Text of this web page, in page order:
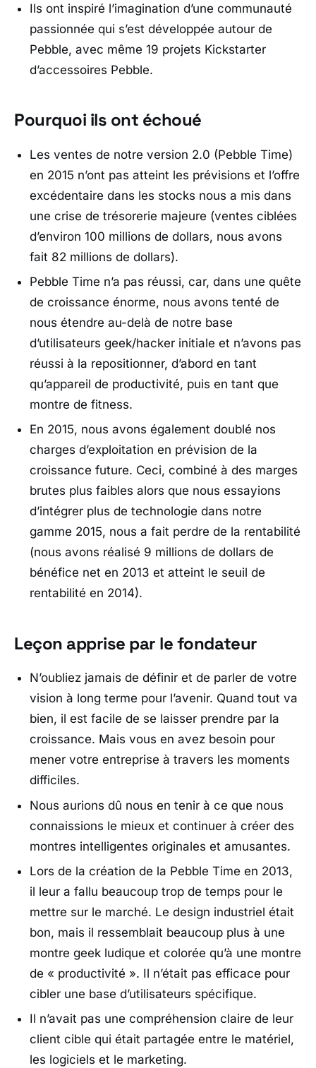
Ils ont inspiré l’imagination d’une communauté
passionnée qui s’est développée autour de
Pebble, avec même 19 projets Kickstarter
d’accessoires Pebble.
Pourquoi ils ont échoué
Les ventes de notre version 2.0 (Pebble Time)
en 2015 n’ont pas atteint les prévisions et l’offre
excédentaire dans les stocks nous a mis dans
une crise de trésorerie majeure (ventes ciblées
d’environ 100 millions de dollars, nous avons
fait 82 millions de dollars).
Pebble Time n’a pas réussi, car, dans une quête
de croissance énorme, nous avons tenté de
nous étendre au-delà de notre base
d’utilisateurs geek/hacker initiale et n’avons pas
réussi à la repositionner, d’abord en tant
qu’appareil de productivité, puis en tant que
montre de fitness.
En 2015, nous avons également doublé nos
charges d’exploitation en prévision de la
croissance future. Ceci, combiné à des marges
brutes plus faibles alors que nous essayions
d’intégrer plus de technologie dans notre
gamme 2015, nous a fait perdre de la rentabilité
(nous avons réalisé 9 millions de dollars de
bénéfice net en 2013 et atteint le seuil de
rentabilité en 2014).
Leçon apprise par le fondateur
N’oubliez jamais de définir et de parler de votre
vision à long terme pour l’avenir. Quand tout va
bien, il est facile de se laisser prendre par la
croissance. Mais vous en avez besoin pour
mener votre entreprise à travers les moments
difficiles.
Nous aurions dû nous en tenir à ce que nous
connaissions le mieux et continuer à créer des
montres intelligentes originales et amusantes.
Lors de la création de la Pebble Time en 2013,
il leur a fallu beaucoup trop de temps pour le
mettre sur le marché. Le design industriel était
bon, mais il ressemblait beaucoup plus à une
montre geek ludique et colorée qu’à une montre
de « productivité ». Il n’était pas efficace pour
cibler une base d’utilisateurs spécifique.
Il n’avait pas une compréhension claire de leur
client cible qui était partagée entre le matériel,
les logiciels et le marketing.